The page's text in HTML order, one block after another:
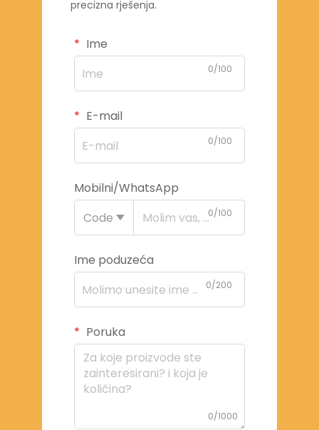
precizna rješenja.
Ime
0/100
E-mail
0/100
Mobilni/WhatsApp
Code
0/100
Ime poduzeća
0/200
Poruka
0/1000